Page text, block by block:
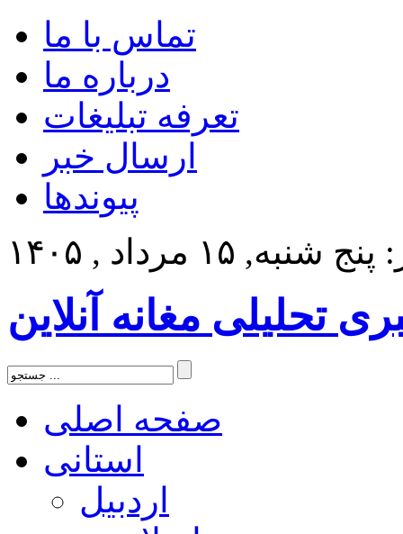
تماس با ما
درباره ما
تعرفه تبلیغات
ارسال خبر
پیوندها
۱۵ مرداد , ۱۴۰۵
تحلیلی مغانه آنلاین
صفحه اصلی
استانی
اردبیل